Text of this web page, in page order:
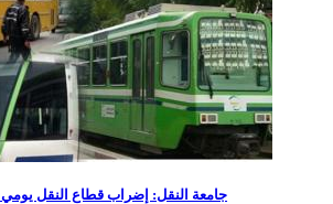
جامعة النقل: إضراب قطاع النقل يومي 25 و26 جانفي مازال قائما